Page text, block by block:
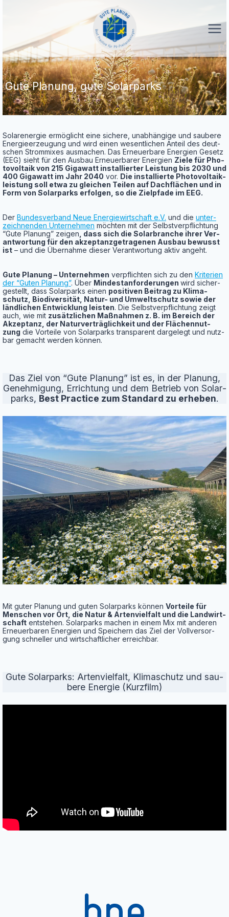
Gute Pla­nung, gute Solarparks
Solar­ener­gie ermög­licht eine siche­re, unab­hän­gi­ge und sau­be­re
Ener­gie­er­zeu­gung und wird einen wesent­li­chen Anteil des deut­
schen Strom­mi­xes aus­ma­chen. Das Erneu­er­ba­re Ener­gien Gesetz
(EEG) sieht für den Aus­bau Erneu­er­ba­rer Ener­gien Zie­le für Pho­
to­vol­ta­ik von 215 Giga­watt instal­lier­ter Leis­tung bis 2030 und
400 Giga­watt im Jahr 2040 vor. Die instal­lier­te Pho­to­vol­ta­ik­
leis­tung soll etwa zu glei­chen Tei­len auf Dach­flä­chen und in
Form von Solar­parks erfol­gen, so die Ziel­pfa­de im EEG.
Der Bun­des­ver­band Neue Ener­gie­wirt­schaft e.V. und die unter­
zeich­nen­den Unter­neh­men möch­ten mit der Selbst­ver­pflich­tung
“Gute Pla­nung” zei­gen , dass sich die Solar­bran­che ihrer Ver­
ant­wor­tung für den akzep­tanz­ge­tra­ge­nen Aus­bau bewusst
ist – und die Über­nah­me die­ser Ver­ant­wor­tung aktiv angeht.
Gute Pla­nung – Unter­neh­men ver­pflich­ten sich zu den Kri­te­ri­en
der “Guten Pla­nung”. Über Min­dest­an­for­de­run­gen wird sicher­
ge­stellt, dass Solar­parks einen posi­ti­ven Bei­trag zu Kli­ma­
schutz, Bio­di­ver­si­tät, Natur- und Umwelt­schutz sowie der
länd­li­chen Ent­wick­lung leis­ten. Die Selbst­ver­pflich­tung zeigt
auch, wie mit zusätz­li­chen Maß­nah­men z. B. im Bereich der
Akzep­tanz, der Natur­ver­träg­lich­keit und der Flä­chen­nut­
zung die Vor­tei­le von Solar­parks trans­pa­rent dar­ge­legt und nutz­
bar gemacht wer­den können.
Das Ziel von “Gute Pla­nung” ist es, in der Pla­nung,
Geneh­mi­gung, Errich­tung und dem Betrieb von Solar­
parks, Best Prac­ti­ce zum Stan­dard zu erhe­ben.
Mit guter Pla­nung und guten Solar­parks kön­nen Vor­tei­le für
Men­schen vor Ort, die Natur & Arten­viel­falt und die Land­wirt­
schaft ent­ste­hen. Solar­parks machen in einem Mix mit ande­ren
Erneu­er­ba­ren Ener­gien und Spei­chern das Ziel der Voll­ver­sor­
gung schnel­ler und wirt­schaft­li­cher erreichbar.
Gute Solar­parks: Arten­viel­falt, Kli­ma­schutz und sau­
be­re Ener­gie (Kurz­film)